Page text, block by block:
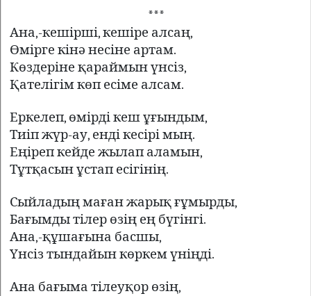
***
Ана,-кешірші, кешіре алсаң,
Өмірге кінә несіне артам.
Көздеріне қараймын үнсіз,
Қателігім көп есіме алсам.
Еркелеп, өмірді кеш ұғындым,
Тиіп жүр-ау, енді кесірі мың.
Еңіреп кейде жылап аламын,
Тұтқасын ұстап есігінің.
Сыйладың маған жарық ғұмырды,
Бағымды тілер өзің ең бүгінгі.
Ана,-құшағына басшы,
Үнсіз тындайын көркем үніңді.
Ана бағыма тілеуқор өзің,